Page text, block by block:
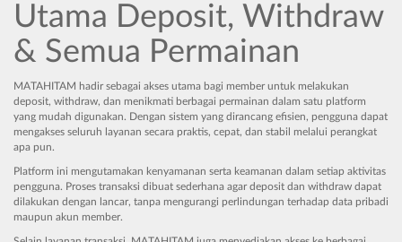
Utama Deposit, Withdraw
& Semua Permainan
MATAHITAM hadir sebagai akses utama bagi member untuk melakukan
deposit, withdraw, dan menikmati berbagai permainan dalam satu platform
yang mudah digunakan. Dengan sistem yang dirancang efisien, pengguna dapat
mengakses seluruh layanan secara praktis, cepat, dan stabil melalui perangkat
apa pun.
Platform ini mengutamakan kenyamanan serta keamanan dalam setiap aktivitas
pengguna. Proses transaksi dibuat sederhana agar deposit dan withdraw dapat
dilakukan dengan lancar, tanpa mengurangi perlindungan terhadap data pribadi
maupun akun member.